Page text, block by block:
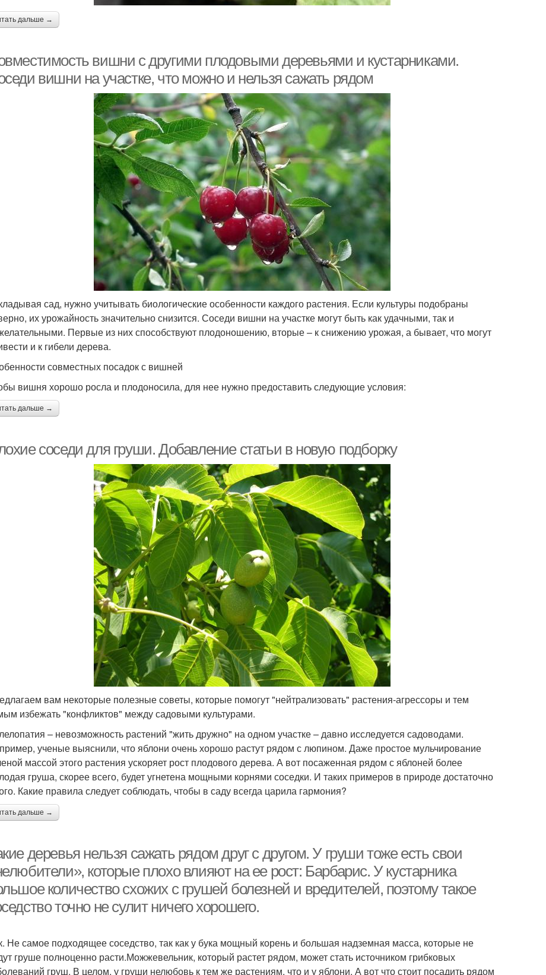
дальше →
вишни с другими плодовыми деревьями и кустарниками.
вишни на участке, что можно и нельзя сажать рядом
сад, нужно учитывать биологические особенности каждого растения. Если культуры подобраны
их урожайность значительно снизится. Соседи вишни на участке могут быть как удачными, так и
Первые из них способствуют плодоношению, вторые – к снижению урожая, а бывает, что могут
и к гибели дерева.
совместных посадок с вишней
вишня хорошо росла и плодоносила, для нее нужно предоставить следующие условия:
дальше →
соседи для груши. Добавление статьи в новую подборку
вам некоторые полезные советы, которые помогут "нейтрализовать" растения-агрессоры и тем
избежать "конфликтов" между садовыми культурами.
– невозможность растений "жить дружно" на одном участке – давно исследуется садоводами.
ученые выяснили, что яблони очень хорошо растут рядом с люпином. Даже простое мульчирование
массой этого растения ускоряет рост плодового дерева. А вот посаженная рядом с яблоней более
груша, скорее всего, будет угнетена мощными корнями соседки. И таких примеров в природе достаточно
Какие правила следует соблюдать, чтобы в саду всегда царила гармония?
дальше →
деревья нельзя сажать рядом друг с другом. У груши тоже есть свои
которые плохо влияют на ее рост: Барбарис. У кустарника
количество схожих с грушей болезней и вредителей, поэтому такое
точно не сулит ничего хорошего.
Не самое подходящее соседство, так как у бука мощный корень и большая надземная масса, которые не
груше полноценно расти.Можжевельник, который растет рядом, может стать источником грибковых
груш. В целом, у груши нелюбовь к тем же растениям, что и у яблони. А вот что стоит посадить рядом